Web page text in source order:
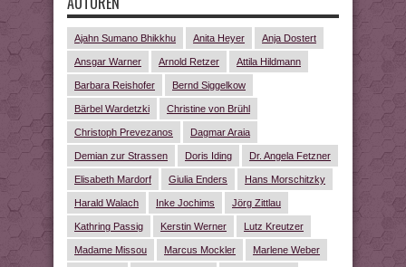
Ajahn Sumano Bhikkhu Anita Heyer Anja Dostert
Ansgar Warner Arnold Retzer Attila Hildmann
Barbara Reishofer Bernd Siggelkow
Bärbel Wardetzki Christine von Brühl
Christoph Prevezanos Dagmar Araia
Demian zur Strassen Doris Iding Dr. Angela Fetzner
Elisabeth Mardorf Giulia Enders Hans Morschitzky
Harald Walach Inke Jochims Jörg Zittlau
Kathring Passig Kerstin Werner Lutz Kreutzer
Madame Missou Marcus Mockler Marlene Weber